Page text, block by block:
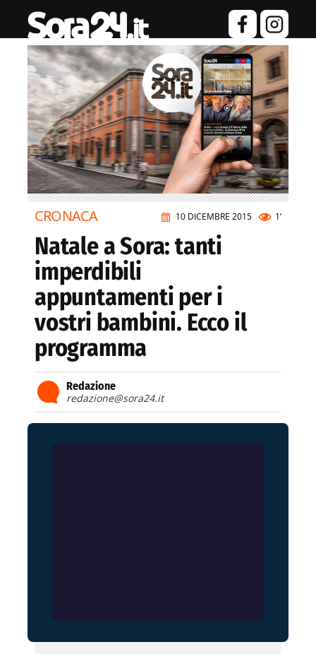
10 DICEMBRE 2015 1’
CRONACA
Natale a Sora: tanti
imperdibili
appuntamenti per i
vostri bambini. Ecco il
programma
Redazione
redazione@sora24.it